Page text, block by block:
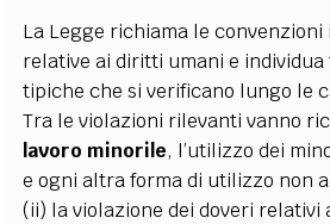
La Legge richiama le
relative ai diritti umani e
tipiche che si verificano lungo le
Tra le violazioni rilevanti vanno
lavoro minorile, l’utilizzo dei
e ogni altra forma di utilizzo non
(ii) la violazione dei doveri relativi